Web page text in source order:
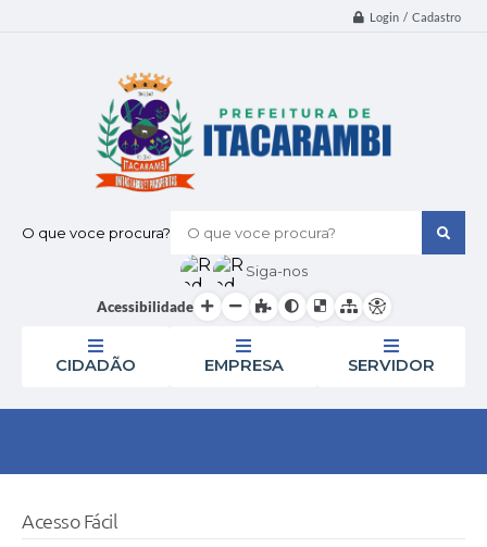
Login / Cadastro
O que voce procura?
Siga-nos
Acessibilidade
CIDADÃO EMPRESA SERVIDOR
Acesso Fácil